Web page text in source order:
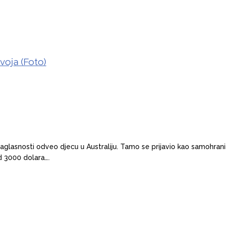
(Foto)
odveo djecu u Australiju. Tamo se prijavio kao samohrani
3000 dolara….